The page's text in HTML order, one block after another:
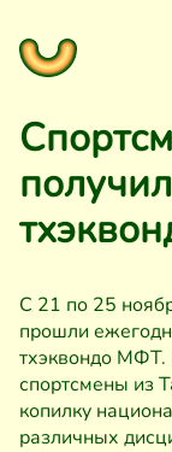
С 21 по 25
прошли
тхэквондо МФТ.
спортсмены из
копилку
различных